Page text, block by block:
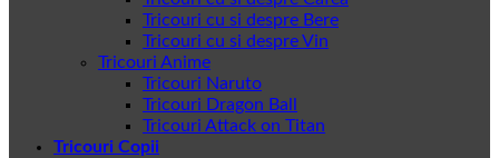
Tricouri cu si despre Bere
Tricouri cu si despre Vin
Tricouri Anime
Tricouri Naruto
Tricouri Dragon Ball
Tricouri Attack on Titan
Tricouri Copii